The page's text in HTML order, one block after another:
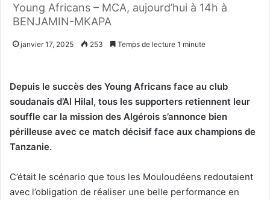
Young Africans – MCA, aujourd’hui à 14h à
BENJAMIN-MKAPA
janvier 17, 2025 253 Temps de lecture 1 minute
Depuis le succès des Young Africans face au club
soudanais d’Al Hilal, tous les supporters retiennent leur
souffle car la mission des Algérois s’annonce bien
périlleuse avec ce match décisif face aux champions de
Tanzanie.
C’était le scénario que tous les Mouloudéens redoutaient
avec l’obligation de réaliser une belle performance en